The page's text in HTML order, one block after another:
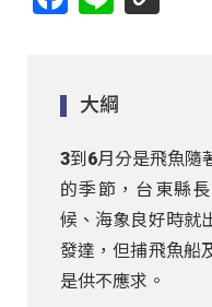
大綱
3到6月分是飛魚隨
的季節，台東縣
候、海象良好時就
發達，但捕飛魚船
是供不應求。